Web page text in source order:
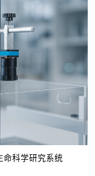
命科学研究系统